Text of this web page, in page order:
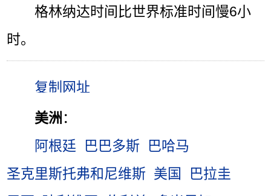
格林纳达时间比世界标准时间慢6小
时。
美洲 ：
阿根廷
巴巴多斯
巴哈马
圣克里斯托弗和尼维斯 美国
巴拉圭